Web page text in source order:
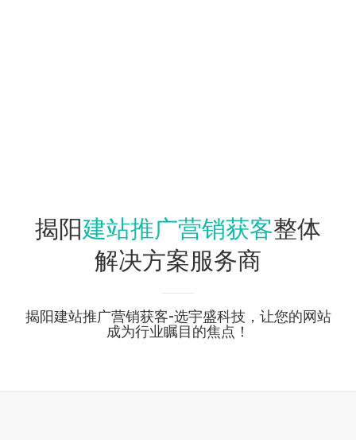
揭阳建站推广营销获客整体
解决方案服务商
揭阳建站推广营销获客-选宇盛科技，让您的网站
成为行业瞩目的焦点！